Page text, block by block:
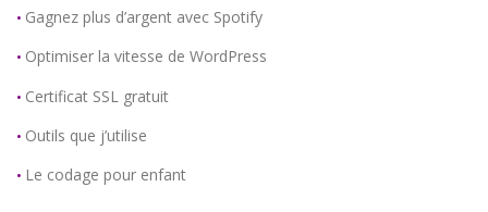
• Gagnez plus d’argent avec Spotify
• Optimiser la vitesse de WordPress
• Certificat SSL gratuit
• Outils que j’utilise
• Le codage pour enfant